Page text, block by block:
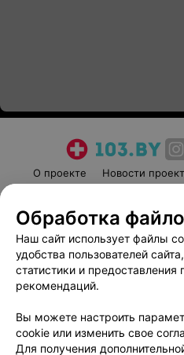
О проекте Новости
Пользовательское
Вакансии
Написать
Обработка
Обработка
Наш сайт использует файлы
удобства пользователей
статистики и
рекомендаций.
Вы можете настроить
cookie или изменить свое
Для получения